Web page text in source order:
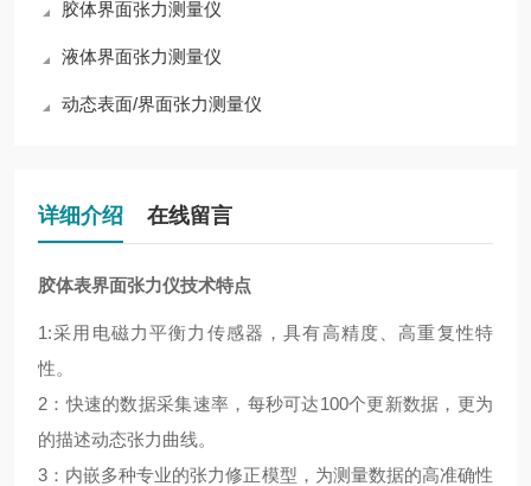
胶体界面张力测量仪
液体界面张力测量仪
动态表面/界面张力测量仪
详细介绍 在线留言
胶体表界面张力仪技术特点
1:采用电磁力平衡力传感器，具有高精度、高重复性特
性。
2：快速的数据采集速率，每秒可达100个更新数据，更为
的描述动态张力曲线。
3：内嵌多种专业的张力修正模型，为测量数据的高准确性